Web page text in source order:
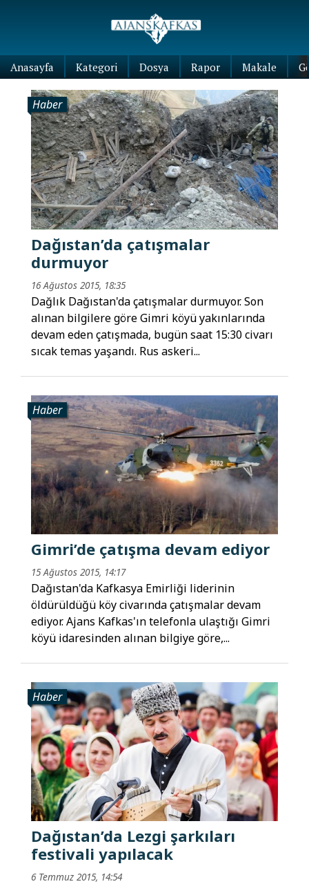
Anasayfa Kategori Dosya Rapor Makale
Haber
Dağıstan’da çatışmalar
durmuyor
16 Ağustos 2015, 18:35
Dağlık Dağıstan'da çatışmalar durmuyor. Son
alınan bilgilere göre Gimri köyü yakınlarında
devam eden çatışmada, bugün saat 15:30 civarı
sıcak temas yaşandı. Rus askeri...
Haber
Gimri’de çatışma devam ediyor
15 Ağustos 2015, 14:17
Dağıstan'da Kafkasya Emirliği liderinin
öldürüldüğü köy civarında çatışmalar devam
ediyor. Ajans Kafkas'ın telefonla ulaştığı Gimri
köyü idaresinden alınan bilgiye göre,...
Haber
Dağıstan’da Lezgi şarkıları
festivali yapılacak
6 Temmuz 2015, 14:54